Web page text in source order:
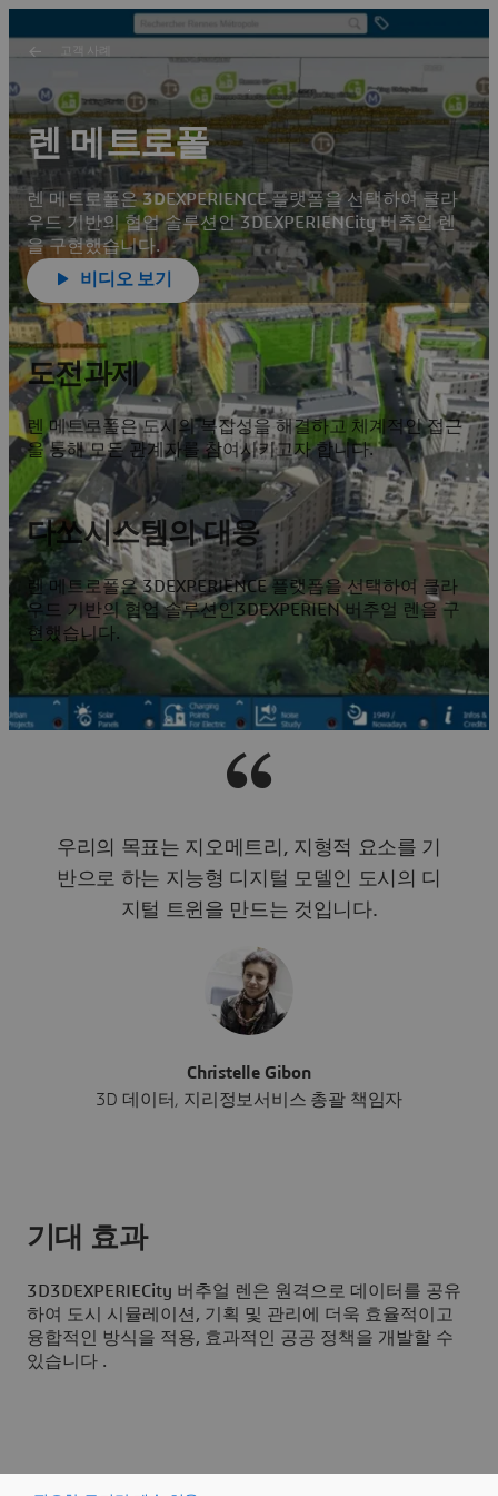
고객 사례
렌 메트로폴
렌 메트로폴은3DEXPERIENCE 플랫폼을 선택하여 클라
우드 기반의 협업 솔루션인 3DEXPERIENCity 버추얼 렌
을 구현했습니다.
비디오 보기
도전과제
렌 메트로폴은 도시의 복잡성을 해결하고 체계적인 접근
을 통해 모든 관계자를 참여시키고자 합니다.
다쏘시스템의 대응
렌 메트로폴은3DEXPERIENCE 플랫폼을 선택하여 클라
우드 기반의 협업 솔루션인 3DEXPERIEN 버추얼 렌을 구
현했습니다.
우리의 목표는 지오메트리, 지형적 요소를 기
반으로 하는 지능형 디지털 모델인 도시의 디
지털 트윈을 만드는 것입니다.
Christelle Gibon
3D 데이터, 지리정보서비스 총괄 책임자
기대 효과
3D3DEXPERIECity 버추얼 렌은 원격으로 데이터를 공유
하여 도시 시뮬레이션, 기획 및 관리에 더욱 효율적이고
융합적인 방식을 적용, 효과적인 공공 정책을 개발할 수
있습니다 .